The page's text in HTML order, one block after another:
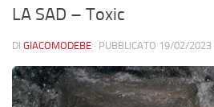
LA SAD – Toxic
DI GIACOMODEBE · PUBBLICATO 19/02/2023